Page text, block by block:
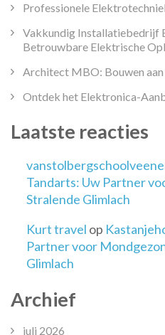
Professionele
Vakkundig Installatiebedrijf
Betrouwbare Elektrische
Architect MBO: Bouwen
Ontdek het Elektronica-
Laatste reacties
Tandarts: Uw Partner
Stralende Glimlach
Kurt travel op
Partner voor
Glimlach
Archief
juli 2026